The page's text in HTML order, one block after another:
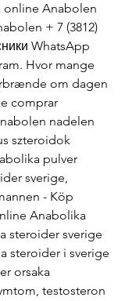
online Anabolen
+ 7 (3812)
WhatsApp
Hvor mange
om dagen
comprar
nadelen
szteroidok
pulver
sverige,
- Köp
Anabolika
steroider sverige
steroider i sverige
orsaka
testosteron